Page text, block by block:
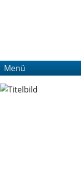
Menü